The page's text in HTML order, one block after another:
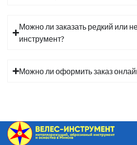
Можно ли заказать редкий или
инструмент?
Можно ли оформить заказ